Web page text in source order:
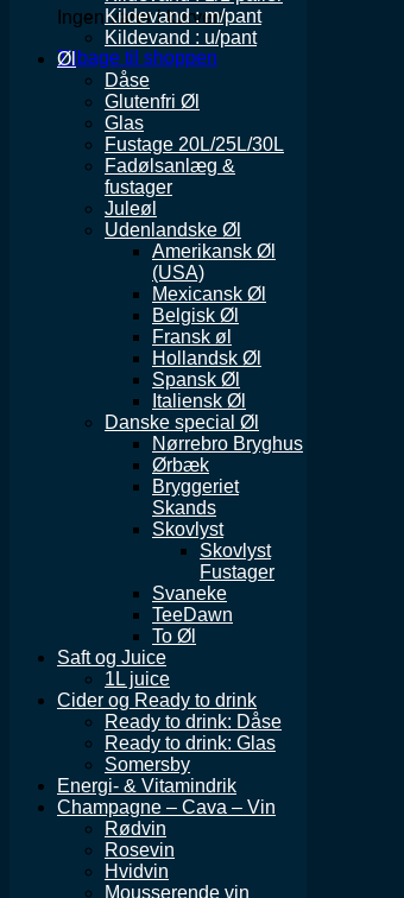
Ingen varer i kurven.
Tilbage til shoppen
Kildevand : m/pant
Kildevand : u/pant
Øl
Dåse
Glutenfri Øl
Glas
Fustage 20L/25L/30L
Fadølsanlæg &
fustager
Juleøl
Udenlandske Øl
Amerikansk Øl
(USA)
Mexicansk Øl
Belgisk Øl
Fransk øl
Hollandsk Øl
Spansk Øl
Italiensk Øl
Danske special Øl
Nørrebro Bryghus
Ørbæk
Bryggeriet
Skands
Skovlyst
Skovlyst
Fustager
Svaneke
TeeDawn
To Øl
Saft og Juice
1L juice
Cider og Ready to drink
Ready to drink: Dåse
Ready to drink: Glas
Somersby
Energi- & Vitamindrik
Champagne – Cava – Vin
Rødvin
Rosevin
Hvidvin
Mousserende vin